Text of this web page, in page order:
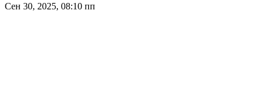
Сен 30, 2025, 08:10 пп